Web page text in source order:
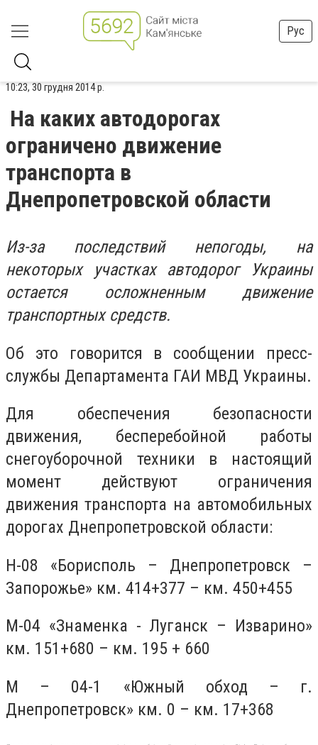
Рус
10:23, 30 грудня 2014 р.
На каких автодорогах
ограничено движение
транспорта в
Днепропетровской области
Из-за последствий непогоды, на
некоторых участках автодорог Украины
остается осложненным движение
транспортных средств.
Об это говорится в сообщении пресс-
службы Департамента ГАИ МВД Украины.
Для обеспечения безопасности
движения, бесперебойной работы
снегоуборочной техники в настоящий
момент действуют ограничения
движения транспорта на автомобильных
дорогах Днепропетровской области:
Н-08 «Борисполь – Днепропетровск –
Запорожье» км. 414+377 – км. 450+455
М-04 «Знаменка - Луганск – Изварино»
км. 151+680 – км. 195 + 660
М – 04-1 «Южный обход – г.
Днепропетровск» км. 0 – км. 17+368